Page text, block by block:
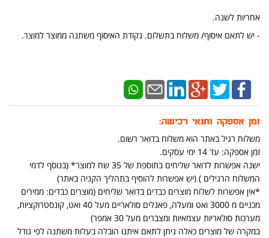
אחריות לשנה.
​​​- יש לתאם איסוף/ משלוח בתשלום. נקודת האיסוף משתנה ממוצר למוצר.
זמן אספקה ותנאי רכישה:
משלוח רגיל באתר הוא משלוח בדואר רשום.
זמן אספקה: עד 14 ימי עסקים.
ישנה אפשרות לדואר שליחים בתוספת של 35 שח למוצר* (בנוסף לדמי
המשלוח הרגילים ) (יש אפשרות להוסיף בתהליך הקניה באתר)
*אין אפשרות לשלוח מוצרים כבדים בדואר שליחים (מוצרים כבדים: ממירים
מכניים מ 3000 ואט ומעלה, פאנלים סולאריים מעל 40 ואט, קונסטרוקציות,
מערכות סולאריות עצמאיות ומצברים מעל 30 אמפר)
במקרה של מוצרים כאלה ניתן לתאם איתנו הובלה בעלות משתנה לפי גודל